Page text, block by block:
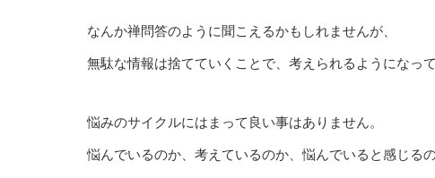
なんか禅問答のように聞こえるかもしれませんが、
無駄な情報は捨てていくことで、考えられるようになっ
悩みのサイクルにはまって良い事はありません。
悩んでいるのか、考えているのか、悩んでいると感じるの